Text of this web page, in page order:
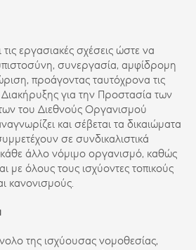
τις εργασιακές σχέσεις ώστε να
συνεργασία, αμφίδρομη
προάγοντας ταυτόχρονα τις
Διακήρυξης για την Προστασία των
του Διεθνούς Οργανισμού
και σέβεται τα δικαιώματα
σε συνδικαλιστικά
άλλο νόμιμο οργανισμό, καθώς
με όλους τους ισχύοντες τοπικούς
κανονισμούς.
της ισχύουσας νομοθεσίας,